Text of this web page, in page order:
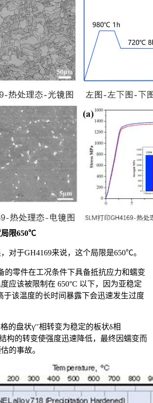
局限650℃
对于GH4169来说，这个局限是650℃。
的零件在工况条件下具备抵抗应力和蠕变
应该被限制在 650°C 以下，因为亚稳定
于该温度的长时间暴露下会迅速发生过度
的盘状γ′′相转变为稳定的板状δ相
构的转变使强度迅速降低，最终因蠕变而
的事故。